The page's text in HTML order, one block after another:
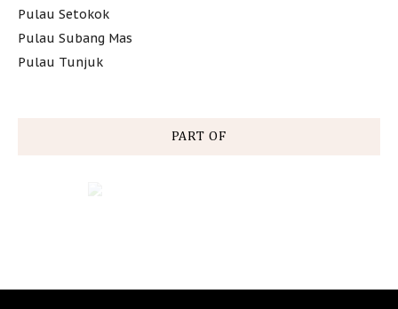
Pulau Setokok
Pulau Subang Mas
Pulau Tunjuk
PART OF